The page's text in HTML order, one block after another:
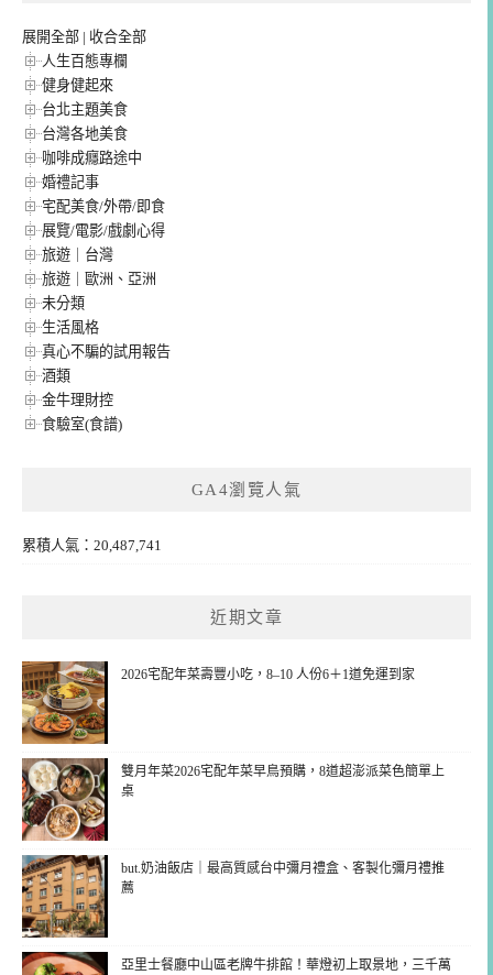
展開全部 | 收合全部
人生百態專欄
健身健起來
台北主題美食
台灣各地美食
咖啡成癮路途中
婚禮記事
宅配美食/外帶/即食
展覽/電影/戲劇心得
旅遊｜台灣
旅遊｜歐洲、亞洲
未分類
生活風格
真心不騙的試用報告
酒類
金牛理財控
食驗室(食譜)
GA4瀏覽人氣
累積人氣：20,487,741
近期文章
2026宅配年菜壽豐小吃，8–10 人份6＋1道免運到家
雙月年菜2026宅配年菜早鳥預購，8道超澎派菜色簡單上
桌
but.奶油飯店｜最高質感台中彌月禮盒、客製化彌月禮推
薦
亞里士餐廳中山區老牌牛排館！華燈初上取景地，三千萬